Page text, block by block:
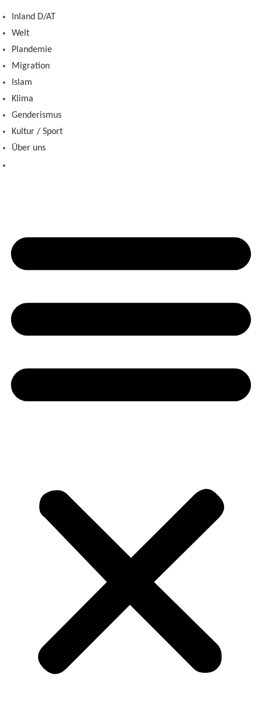
Zum
Inhalt
springen
Inland D/AT
Welt
Plandemie
Migration
Islam
Klima
Genderismus
Kultur / Sport
Über uns